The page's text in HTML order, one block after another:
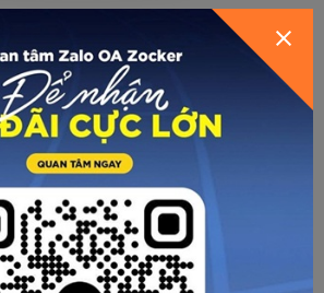
BƠM BÓNG
- bơm - đồng hồ đo áp suất
góc với van.
bơm bóng từ từ, không được bơm đẩy
dễ gây méo bóng, rạn bóng. Vừa bơm
quả bóng. Không nên bơm bóng quá
sẽ gây nặng bóng, quỹ đạo bóng không
DẪN CHỌN SIZE